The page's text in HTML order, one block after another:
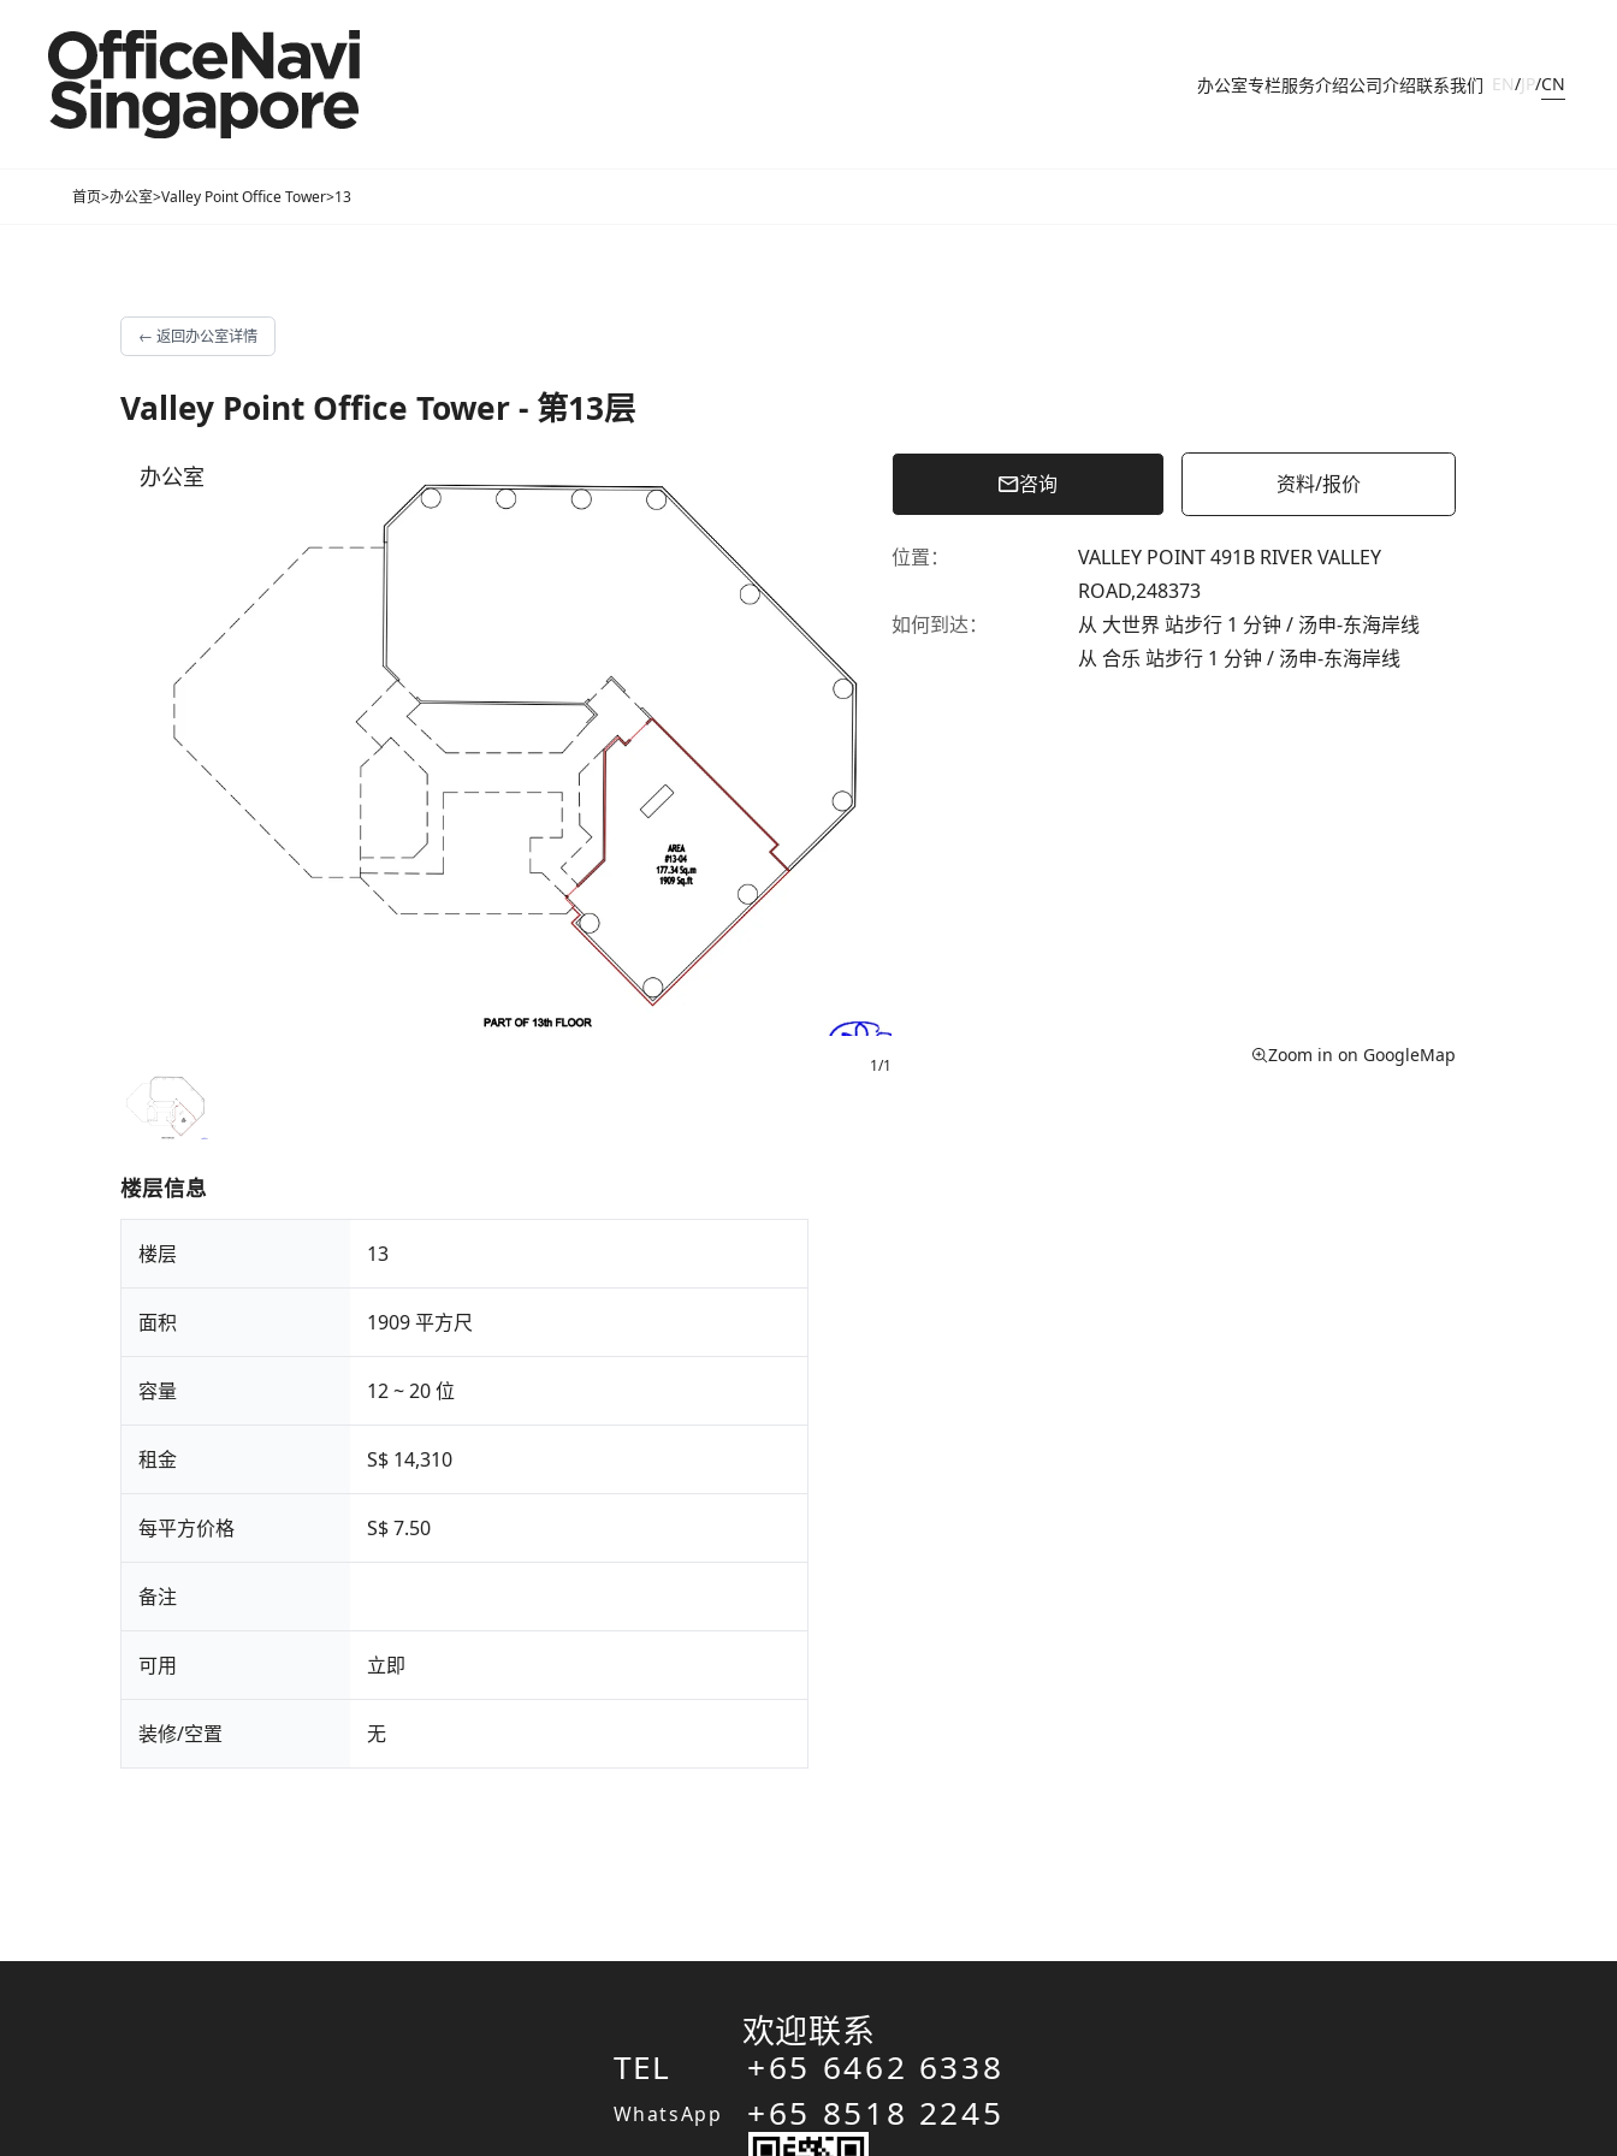
办公室专栏服务介绍公司介绍联系我们 EN/JP/CN
首页>办公室>Valley Point Office Tower>13
← 返回办公室详情
Valley Point Office Tower - 第13层
办公室
1/1
咨询 资料/报价
位置：
VALLEY POINT 491B RIVER VALLEY
ROAD,248373
如何到达：
从 大世界 站步行 1 分钟 / 汤申-东海岸线
从 合乐 站步行 1 分钟 / 汤申-东海岸线
Zoom in on GoogleMap
楼层信息
楼层 13
面积 1909 平方尺
容量 12 ~ 20 位
租金 S$ 14,310
每平方价格 S$ 7.50
备注
可用 立即
装修/空置 无
欢迎联系
TEL
WhatsApp
+65 6462 6338
+65 8518 2245